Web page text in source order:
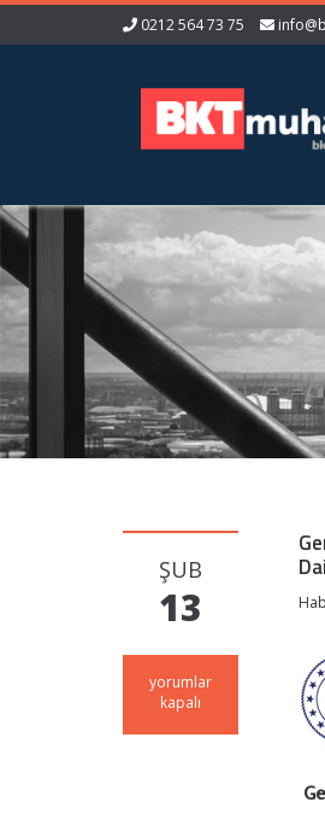
0212 564 73 75
ŞUB
13
Geri
Kazanım
yorumlar
kapalı